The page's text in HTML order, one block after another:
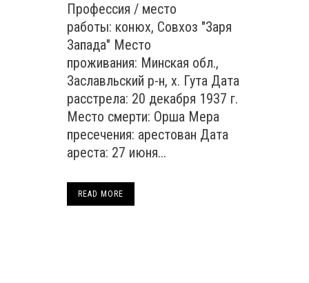
Профессия / место
работы: конюх, Совхоз "Заря
Запада" Место
проживания: Минская обл.,
Заславльский р-н, х. Гута Дата
расстрела: 20 декабря 1937 г.
Место смерти: Орша Мера
пресечения: арестован Дата
ареста: 27 июня...
READ MORE